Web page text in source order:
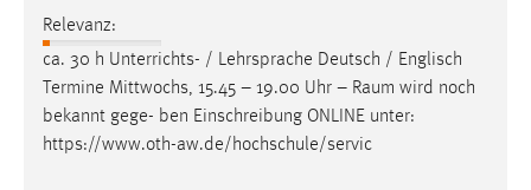
Relevanz:
ca. 30 h Unterrichts- / Lehrsprache Deutsch / Englisch
Termine Mittwochs, 15.45 – 19.00 Uhr – Raum wird noch
bekannt gege- ben Einschreibung ONLINE unter:
https://www.oth-aw.de/hochschule/servic
Name:
MibewSessionID, MIBEW_UserID, mibew_locale, mibew-
chat-frame-style-5e9dbeb1811c0446
Zweck: